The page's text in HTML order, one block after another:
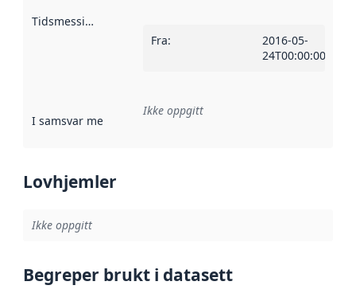
Tidsmessig avgrensning
Fra:
2016-05-
24T00:00:00Z
I samsvar med Referanse til en implementasjonsregel
Ikke oppgitt
Lovhjemler
Ikke oppgitt
Begreper brukt i datasett